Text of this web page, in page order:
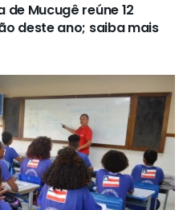
Mucugê reúne 12
deste ano; saiba mais